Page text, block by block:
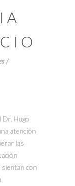
Dr. Hugo
atención
las
sientan con